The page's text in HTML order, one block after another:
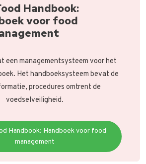
Handbook:
voor food
een managementsysteem voor het
Het handboeksysteem bevat de
procedures omtrent de
voedselveiligheid.
Handbook: Handboek voor food
management